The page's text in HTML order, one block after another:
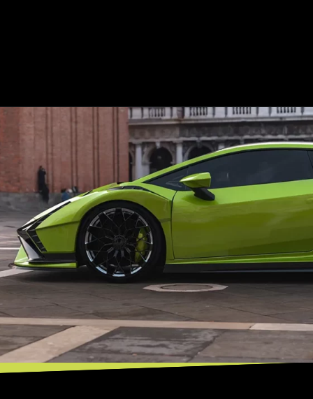
Opening https://mundofixa.com.br/nova-geracao-do-lamborghini-huracan-ganha-aparencia-fenomenal/